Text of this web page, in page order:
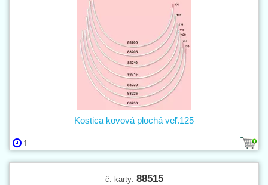
1
Kostica kovová plochá veľ.125
č. karty: 88515